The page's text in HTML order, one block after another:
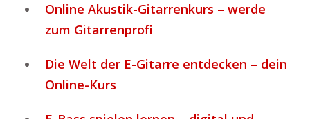
Online Akustik-Gitarrenkurs – werde
zum Gitarrenprofi
Die Welt der E-Gitarre entdecken – dein
Online-Kurs